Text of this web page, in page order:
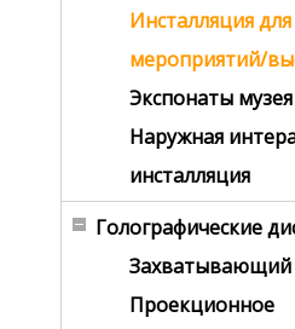
Инсталляция для
мероприятий/
Экспонаты музея
Наружная
инсталляция
Голографические
Проекционное